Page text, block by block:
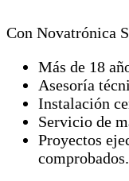
Con Novatrónica
Más de 18
Asesoría
Instalación
Servicio de
Proyectos
comprobados.